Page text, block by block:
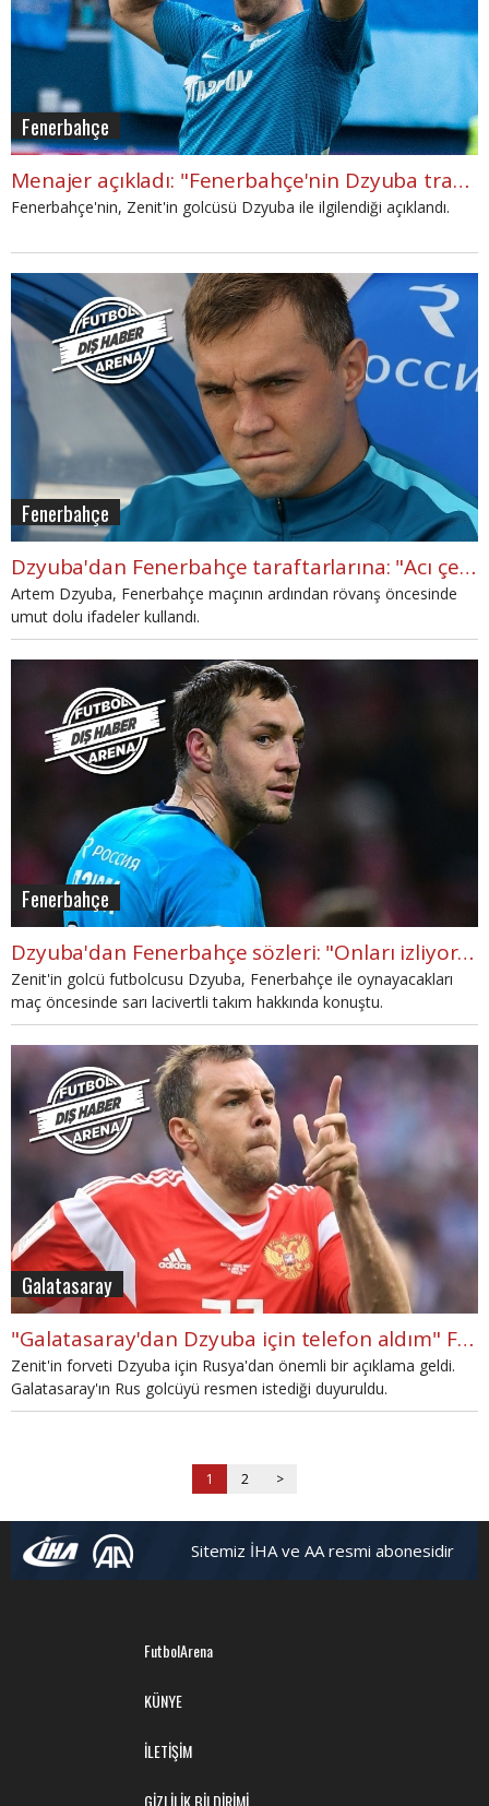
Fenerbahçe
Menajer açıkladı: "Fenerbahçe'nin Dzyuba transferi"
Fenerbahçe'nin, Zenit'in golcüsü Dzyuba ile ilgilendiği açıklandı.
Fenerbahçe
Dzyuba'dan Fenerbahçe taraftarlarına: "Acı çektikleri çok belli"
Artem Dzyuba, Fenerbahçe maçının ardından rövanş öncesinde
umut dolu ifadeler kullandı.
Fenerbahçe
Dzyuba'dan Fenerbahçe sözleri: "Onları izliyorum"
Zenit'in golcü futbolcusu Dzyuba, Fenerbahçe ile oynayacakları
maç öncesinde sarı lacivertli takım hakkında konuştu.
Galatasaray
"Galatasaray'dan Dzyuba için telefon aldım" Flaş açıklama!
Zenit'in forveti Dzyuba için Rusya'dan önemli bir açıklama geldi.
Galatasaray'ın Rus golcüyü resmen istediği duyuruldu.
1 2 >
Sitemiz İHA ve AA resmi abonesidir
FutbolArena
KÜNYE
İLETİŞİM
GİZLİLİK BİLDİRİMİ